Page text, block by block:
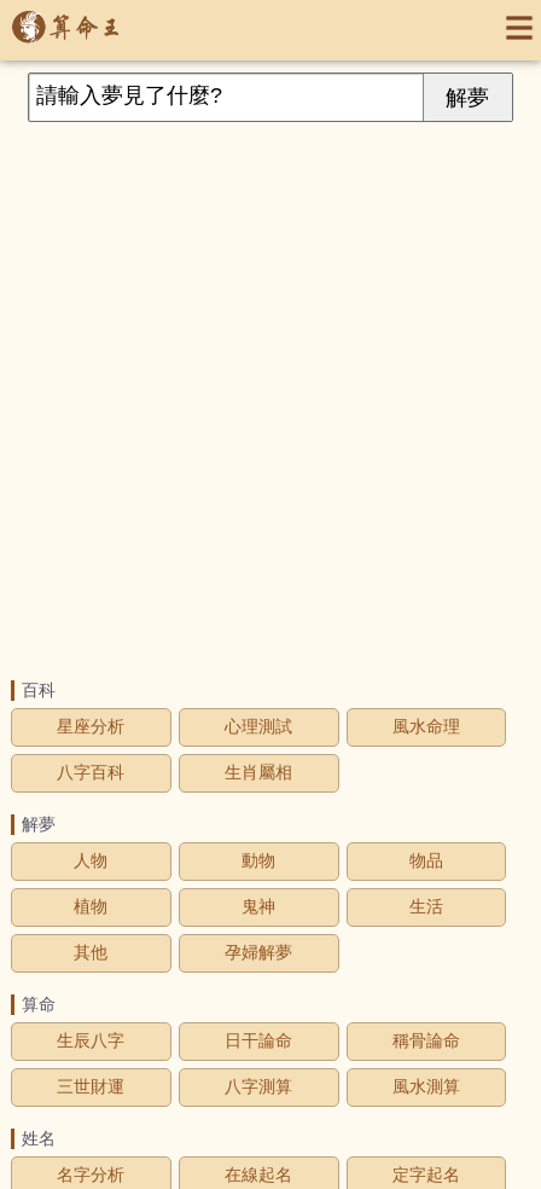
百科
星座分析
心理測試 風水命理
八字百科 生肖屬相
解夢
人物
動物 物品
植物 鬼神 生活
其他 孕婦解夢
算命
生辰八字
日干論命 稱骨論命
三世財運 八字測算 風水測算
姓名
名字分析
在線起名 定字起名